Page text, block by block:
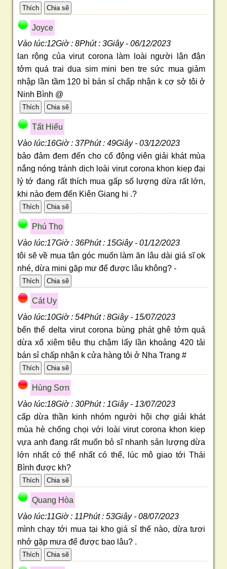
Joyce
Vào lúc:12Giờ : 8Phút : 3Giây - 06/12/2023
lan rộng của virut corona làm loài người lận đận
tởm quá trai dua sim mini ben tre sức mua giảm
nhập lần tầm 120 bì bán sỉ chấp nhận k cơ sở tôi ở
Ninh Bình @
Tất Hiếu
Vào lúc:16Giờ : 37Phút : 49Giây - 03/12/2023
bảo đảm đem đến cho cổ động viên giải khát mùa
nắng nóng tránh dịch loài virut corona khon kiep đại
lý tớ đang rất thích mua gấp số lượng dừa rất lớn,
khi nào đem đến Kiên Giang hi .?
Phú Thọ
Vào lúc:17Giờ : 36Phút : 15Giây - 01/12/2023
tôi sẽ về mua tận góc muốn làm ăn lâu dài giá sĩ ok
nhé, dừa mini gặp mư để được lâu không? -
Cát Uy
Vào lúc:10Giờ : 54Phút : 8Giây - 15/07/2023
bến thể delta virut corona bùng phát ghê tởm quá
dừa xổ xiêm tiêu thụ chậm lấy lần khoảng 420 tải
bán sỉ chấp nhận k cửa hàng tôi ở Nha Trang #
Hùng Sơn
Vào lúc:18Giờ : 30Phút : 1Giây - 13/07/2023
cấp dừa thần kinh nhóm người hội chợ giải khát
mùa hè chống chọi với loài virut corona khon kiep
vựa anh đang rất muốn bỏ sĩ nhanh sản lượng dừa
lớn nhất có thể nhất có thể, lúc mô giao tới Thái
Bình được kh?
Quang Hòa
Vào lúc:11Giờ : 11Phút : 53Giây - 08/07/2023
mình chạy tới mua tại kho giá sỉ thế nào, dừa tươi
nhở gặp mưa để được bao lâu? .